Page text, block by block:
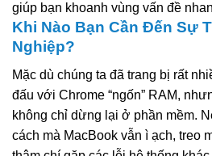
giúp bạn khoanh vùng vấn đề
Khi Nào Bạn Cần Đến Sự
Nghiệp?
Mặc dù chúng ta đã trang bị rất
đấu với Chrome “ngốn” RAM,
không chỉ dừng lại ở phần mềm.
cách mà MacBook vẫn ì ạch, treo